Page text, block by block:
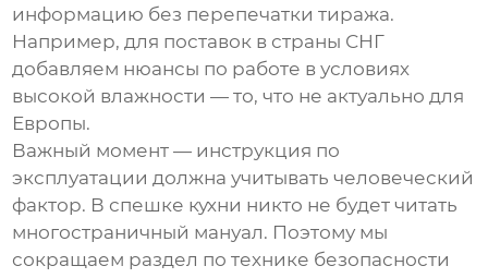
информацию без перепечатки тиража.
Например, для поставок в страны СНГ
добавляем нюансы по работе в условиях
высокой влажности — то, что не актуально для
Европы.
Важный момент — инструкция по
эксплуатации должна учитывать человеческий
фактор. В спешке кухни никто не будет читать
многостраничный мануал. Поэтому мы
сокращаем раздел по технике безопасности